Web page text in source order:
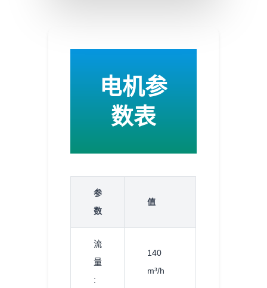
电机参
数表
参
数
值
流
量
:
140
m³/h